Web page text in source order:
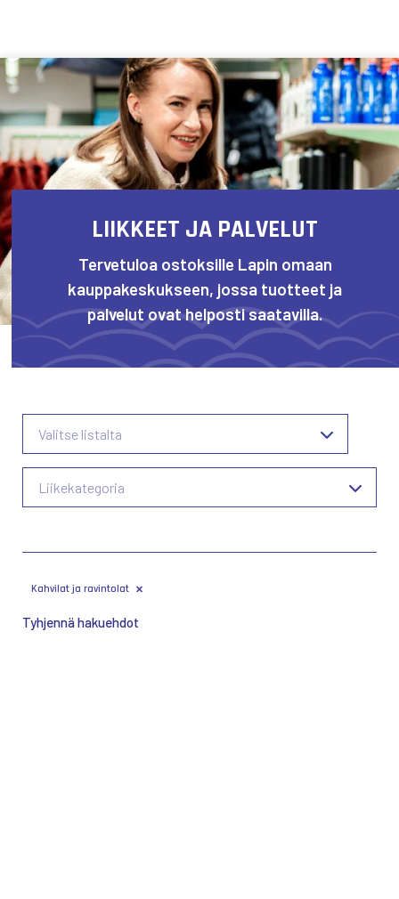
Siirry sisältöön
LIIKKEET JA PALVELUT
Tervetuloa ostoksille Lapin omaan
kauppakeskukseen, jossa tuotteet ja
palvelut ovat helposti saatavilla.
Valitse listalta
Liikekategoria
Kahvilat ja ravintolat
Tyhjennä hakuehdot